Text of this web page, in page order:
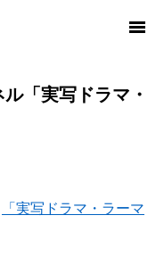
「実写ドラマ・
「実写ドラマ・ラーマ